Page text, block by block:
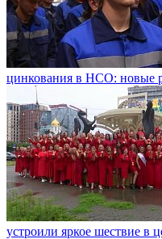
цинкования в НСО: новые
устроили яркое шествие в